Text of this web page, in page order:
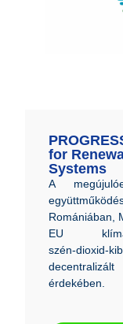
for
Systems
A
Romániában,
EU
szén‑dioxid‑
érdekében.